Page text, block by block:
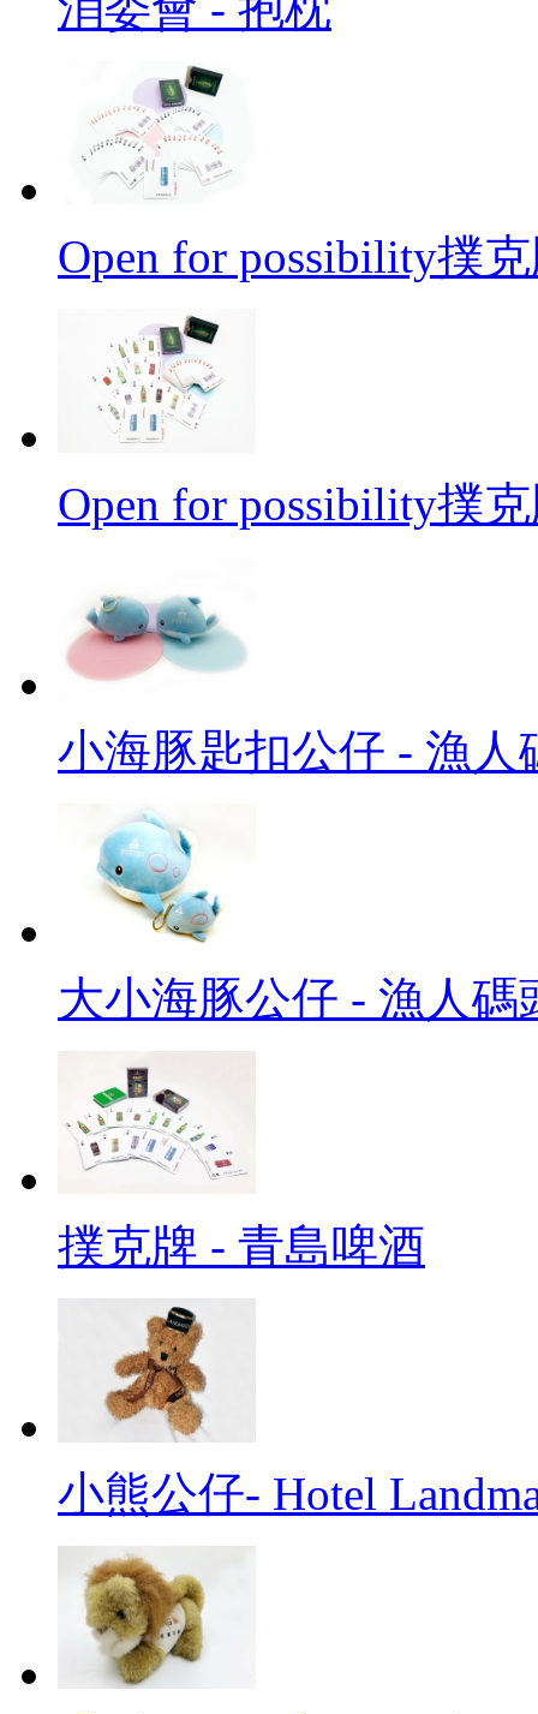
Open for possibility撲
Open for possibility撲
小海豚匙扣公仔 - 漁人
大小海豚公仔 - 漁人碼
撲克牌 - 青島啤酒
小熊公仔- Hotel